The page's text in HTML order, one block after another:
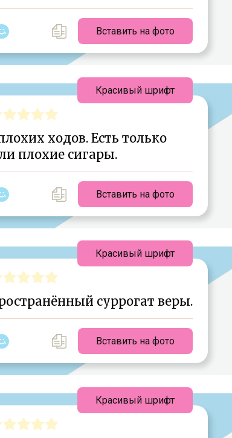
Вставить на фото
ходов. Есть только
плохие сигары.
Вставить на фото
Красивый шрифт
суррогат веры.
Вставить на фото
Красивый шрифт
Красивый шрифт